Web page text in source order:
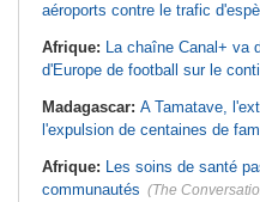
aéroports contre le trafic
Afrique: La chaîne Canal+ va
d'Europe de football sur le
Madagascar: A Tamatave,
l'expulsion de centaines de
Afrique: Les soins de santé
communautés (The